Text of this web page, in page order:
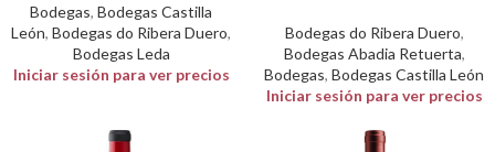
Bodegas, Bodegas Castilla
León, Bodegas do Ribera Duero,
Bodegas Leda
Iniciar sesión para ver precios
Bodegas do Ribera Duero,
Bodegas Abadia Retuerta,
Bodegas, Bodegas Castilla León
Iniciar sesión para ver precios